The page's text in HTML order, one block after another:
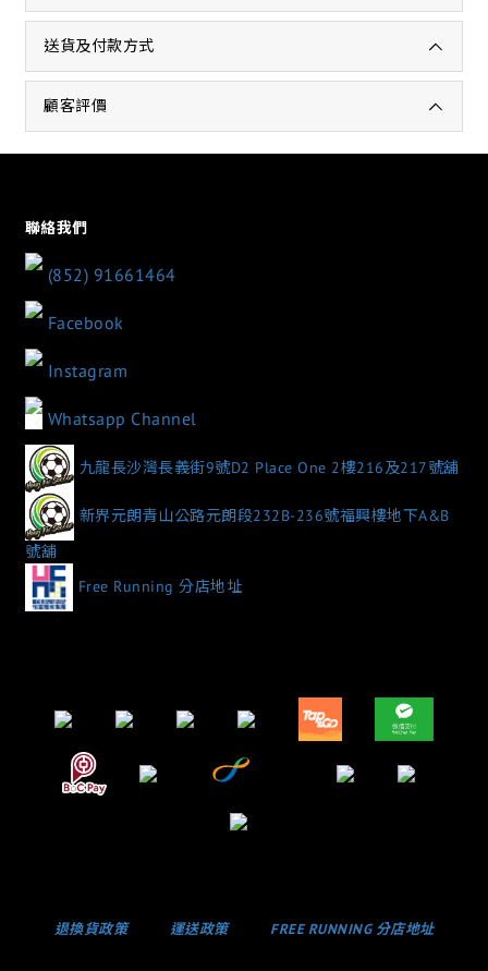
送貨及付款方式
顧客評價
聯絡我們
(852) 91661464
Facebook
Instagram
Whatsapp Channel
九龍長沙灣長義街9號D2 Place One 2樓216及217號舖
新界元朗青山公路元朗段232B-236號福興樓地下A&B
號舖
Free Running 分店地址
退換貨政策 運送政策 FREE RUNNING 分店地址